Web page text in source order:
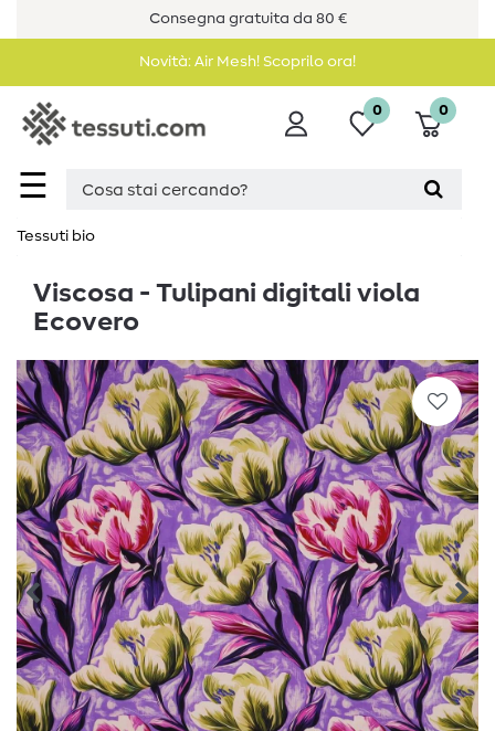
Consegna gratuita da 80 €
Novità: Air Mesh! Scoprilo ora!
☰
0 0
Tessuti bio
Viscosa - Tulipani digitali viola
Ecovero